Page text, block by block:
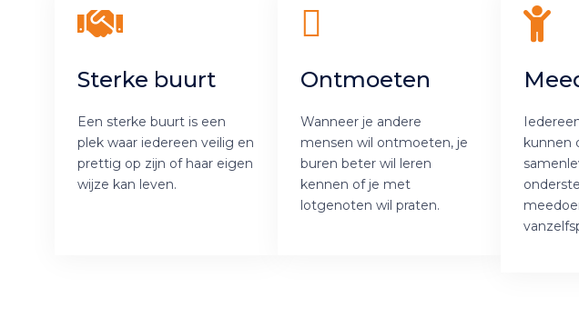
Sterke buurt
Een sterke buurt is een
plek waar iedereen veilig en
prettig op zijn of haar eigen
wijze kan leven.
Ontmoeten
Wanneer je andere
mensen wil ontmoeten, je
buren beter wil leren
kennen of je met
lotgenoten wil praten.
kunnen